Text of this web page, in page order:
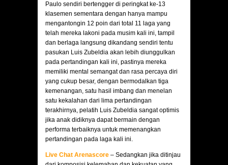
Paulo sendiri bertengger di peringkat ke-13
klasemen sementara dengan hanya mampu
mengantongin 12 poin dari total 11 laga yang
telah mereka lakoni pada musim kali ini, tampil
dan berlaga langsung dikandang sendiri tentu
pasukan Luis Zubeldia akan lebih diunggulkan
pada pertandingan kali ini, pastinya mereka
memiliki mental semangat dan rasa percaya diri
yang cukup besar, dengan bermodalkan tiga
kemenangan, satu hasil imbang dan menelan
satu kekalahan dari lima pertandingan
terakhirnya, pelatih Luis Zubeldia sangat optimis
jika anak didiknya dapat bermain dengan
performa terbaiknya untuk memenangkan
pertandingan pada laga kali ini.
Live Chat Arenascore – Sedangkan jika ditinjau